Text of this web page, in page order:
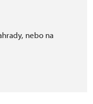
nebo na